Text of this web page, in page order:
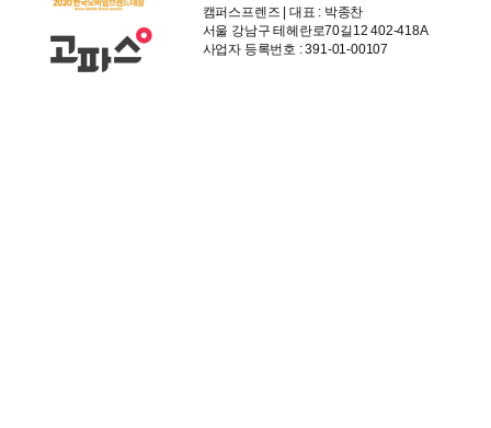
캠퍼스프렌즈 | 대표 : 박종찬
서울 강남구 테헤란로70길12 402-418A
사업자 등록번호 : 391-01-00107